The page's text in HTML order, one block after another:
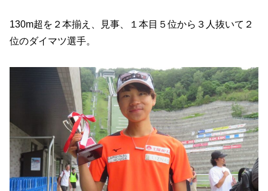
130m超を２本揃え、見事、１本目５位から３人抜いて２
位のダイマツ選手。